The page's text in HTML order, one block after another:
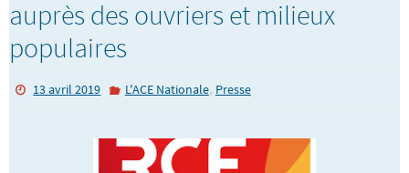
auprès des ouvriers et milieux
populaires
13 avril 2019 L'ACE Nationale, Presse